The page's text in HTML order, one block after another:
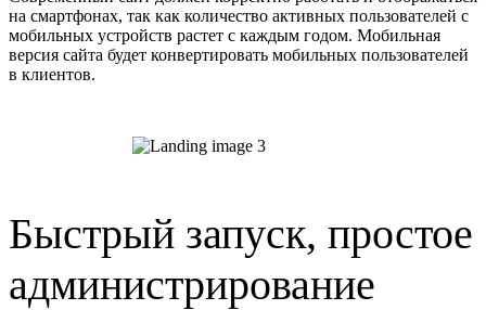
на смартфонах, так как количество активных пользователей с
мобильных устройств растет с каждым годом. Мобильная
версия сайта будет конвертировать мобильных пользователей
в клиентов.
Быстрый запуск, простое
администрирование